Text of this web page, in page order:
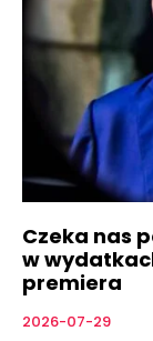
Czeka nas
w
premiera
2026-07-29